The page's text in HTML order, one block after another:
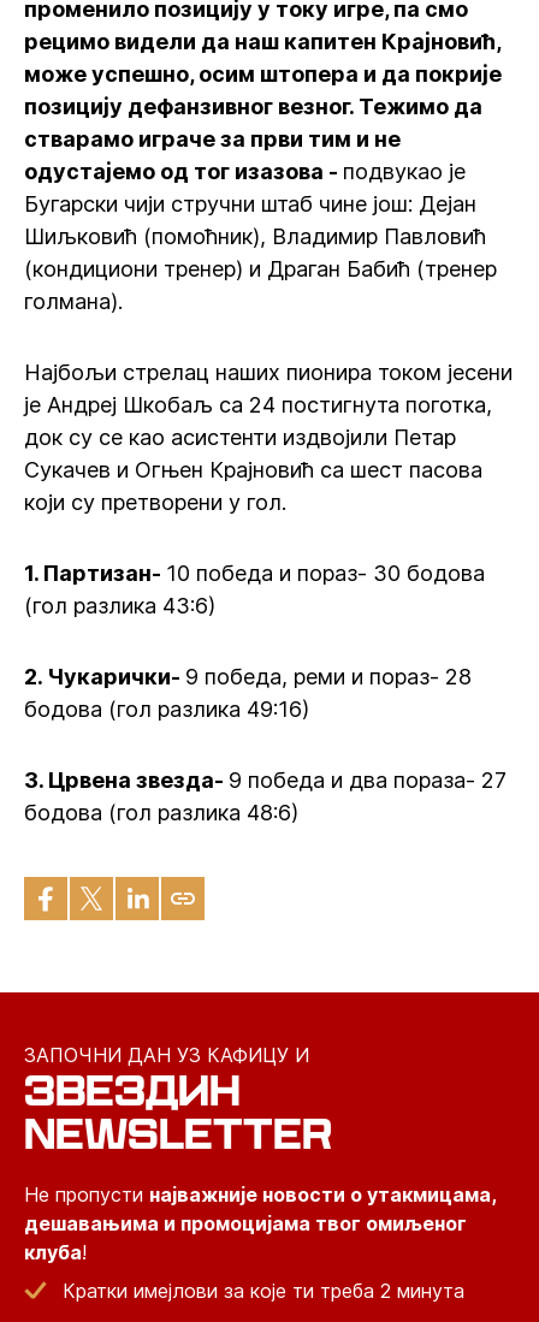
променило позицију у току игре, па смо
рецимо видели да наш капитен Крајновић,
може успешно, осим штопера и да покрије
позицију дефанзивног везног. Тежимо да
стварамо играче за први тим и не
одустајемо од тог изазова - подвукао је
Бугарски чији стручни штаб чине још: Дејан
Шиљковић (помоћник), Владимир Павловић
(кондициони тренер) и Драган Бабић (тренер
голмана).
Најбољи стрелац наших пионира током јесени
је Андреј Шкобаљ са 24 постигнута поготка,
док су се као асистенти издвојили Петар
Сукачев и Огњен Крајновић са шест пасова
који су претворени у гол.
1. Партизан- 10 победа и пораз- 30 бодова
(гол разлика 43:6)
2. Чукарички- 9 победа, реми и пораз- 28
бодова (гол разлика 49:16)
3. Црвена звезда- 9 победа и два пораза- 27
бодова (гол разлика 48:6)
ЗАПОЧНИ ДАН УЗ КАФИЦУ И
ЗВЕЗДИН
NEWSLETTER
Не пропусти најважније новости о утакмицама,
дешавањима и промоцијама твог омиљеног
клуба!
Кратки имејлови за које ти треба 2 минута